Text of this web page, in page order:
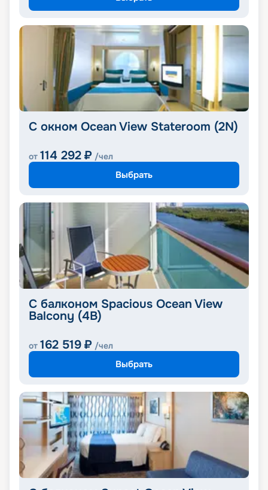
С окном Ocean View Stateroom (2N)
от 114 292 ₽ /чел
Выбрать
С балконом Spacious Ocean View
Balcony (4B)
от 162 519 ₽ /чел
Выбрать